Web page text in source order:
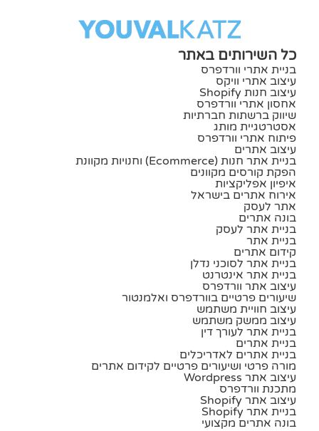
כל השירותים באתר
בניית אתרי וורדפרס
עיצוב אתרי וויקס
עיצוב חנות Shopify
אחסון אתרי וורדפרס
שיווק ברשתות חברתיות
אסטרטגיית מותג
פיתוח אתרי וורדפרס
עיצוב אתרים
בניית אתר חנות (ecommerce) וחנויות מקוונת
הפקת קורסים מקוונים
איפיון אפליקציות
אירוח אתרים בישראל
אתר לעסק
בונה אתרים
בניית אתר לעסק
בניית אתר
קידום אתרים
בניית אתר לסוכני נדלן
בניית אתר אינטרנט
עיצוב אתר וורדפרס
שיעורים פרטיים בוורדפרס ואלמנטור
עיצוב חוויית משתמש
עיצוב ממשק משתמש
בניית אתר לעורך דין
בניית אתרים
בניית אתרים לאדריכלים
מורה פרטי ושיעורים פרטיים לקידום אתרים
עיצוב אתר Wordpress
מתכנת וורדפרס
עיצוב אתר Shopify
בניית אתר Shopify
בונה אתרים מקצועי